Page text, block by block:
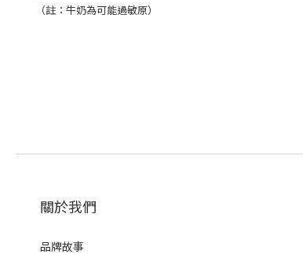
（註：牛奶為可能過敏原）
關於我們
品牌故事